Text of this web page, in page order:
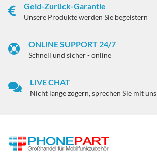
Geld-Zurück-Garantie
Unsere Produkte werden Sie begeistern
ONLINE SUPPORT 24/7
Schnell und sicher - online
LIVE CHAT
Nicht lange zögern, sprechen Sie mit uns